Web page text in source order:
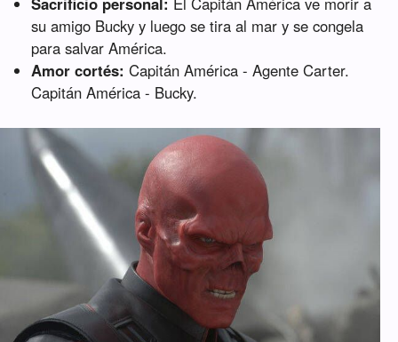
su amigo Bucky y luego se tira al mar y se congela
para salvar América.
Amor cortés: Capitán América - Agente Carter.
Capitán América - Bucky.